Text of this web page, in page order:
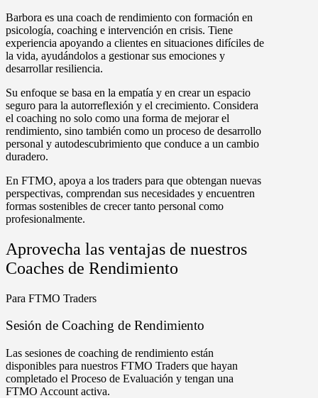
Barbora es una coach de rendimiento con formación en
psicología, coaching e intervención en crisis. Tiene
experiencia apoyando a clientes en situaciones difíciles de
la vida, ayudándolos a gestionar sus emociones y
desarrollar resiliencia.
Su enfoque se basa en la empatía y en crear un espacio
seguro para la autorreflexión y el crecimiento. Considera
el coaching no solo como una forma de mejorar el
rendimiento, sino también como un proceso de desarrollo
personal y autodescubrimiento que conduce a un cambio
duradero.
En FTMO, apoya a los traders para que obtengan nuevas
perspectivas, comprendan sus necesidades y encuentren
formas sostenibles de crecer tanto personal como
profesionalmente.
Aprovecha las ventajas de nuestros
Coaches de Rendimiento
Para FTMO Traders
Sesión de Coaching de Rendimiento
Las sesiones de coaching de rendimiento están
disponibles para nuestros FTMO Traders que hayan
completado el Proceso de Evaluación y tengan una
FTMO Account activa.